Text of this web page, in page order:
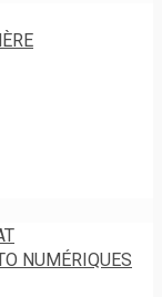
NUMÉRIQUES